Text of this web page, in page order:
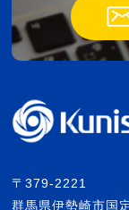
〒379-2221
群馬県伊勢崎市国